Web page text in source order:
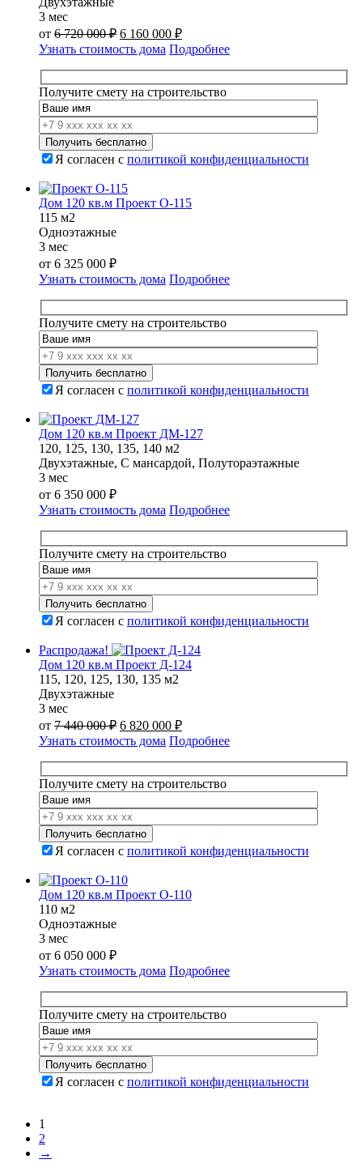
3 мес
от 6 720 000₽ Первоначальная
цена
составляла
6
720
6 160 000 ₽Текущая
цена:
6
160
000 ₽.
Узнать стоимость дома Подробнее
Получите смету на строительство
Я согласен с политикой конфиденциальности
Дом 120 кв.м Проект О-115
115 м2
Одноэтажные
3 мес
от 6 325 000 ₽
Узнать стоимость дома Подробнее
Получите смету на строительство
Я согласен с политикой конфиденциальности
Дом 120 кв.м Проект ДМ-127
120, 125, 130, 135, 140 м2
Двухэтажные, С мансардой, Полутораэтажные
3 мес
от 6 350 000 ₽
Узнать стоимость дома Подробнее
Получите смету на строительство
Я согласен с политикой конфиденциальности
Распродажа!
Дом 120 кв.м Проект Д-124
115, 120, 125, 130, 135 м2
Двухэтажные
3 мес
от 7 440 000₽ Первоначальная
цена
составляла
7
440
6 820 000 ₽Текущая
цена:
6
820
000 ₽.
Узнать стоимость дома Подробнее
Получите смету на строительство
Я согласен с политикой конфиденциальности
Дом 120 кв.м Проект О-110
110 м2
Одноэтажные
3 мес
от 6 050 000 ₽
Узнать стоимость дома Подробнее
Получите смету на строительство
Я согласен с политикой конфиденциальности
1
2
→